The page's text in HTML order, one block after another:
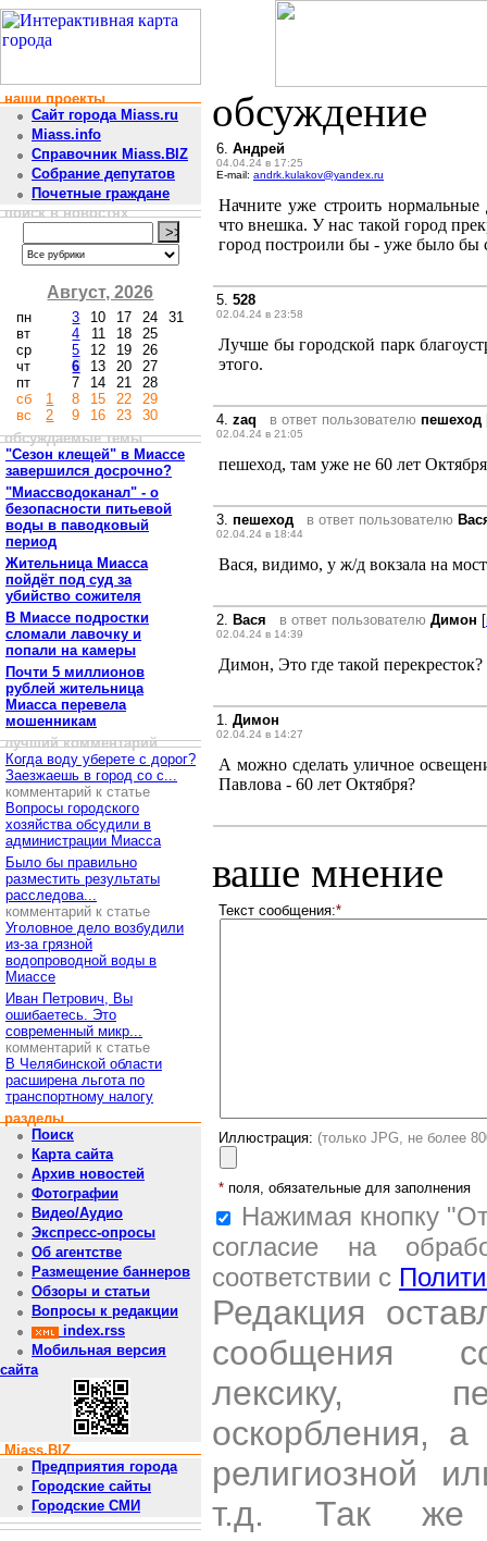
наши проекты
Сайт города Miass.ru
Miass.info
Справочник Miass.BIZ
Собрание депутатов
Почетные граждане
поиск в новостях
Август, 2026
пн
вт
ср
чт
пт
сб
вс
1
2
3
4
5
6
7
8
9
10
11
12
13
14
15
16
17
18
19
20
21
22
23
24
25
26
27
28
29
30
31
обсуждаемые темы
"Сезон клещей" в Миассе
завершился досрочно?
"Миассводоканал" - о
безопасности питьевой
воды в паводковый
период
Жительница Миасса
пойдёт под суд за
убийство сожителя
В Миассе подростки
сломали лавочку и
попали на камеры
Почти 5 миллионов
рублей жительница
Миасса перевела
мошенникам
лучший комментарий
Когда воду уберете с дорог?
Заезжаешь в город со с...
комментарий к статье
Вопросы городского
хозяйства обсудили в
администрации Миасса
Было бы правильно
разместить результаты
расследова...
комментарий к статье
Уголовное дело возбудили
из-за грязной
водопроводной воды в
Миассе
Иван Петрович, Вы
ошибаетесь. Это
современный микр...
комментарий к статье
В Челябинской области
расширена льгота по
транспортному налогу
разделы
Поиск
Карта сайта
Архив новостей
Фотографии
Видео/Аудио
Экспресс-опросы
Об агентстве
Размещение баннеров
Обзоры и статьи
Вопросы к редакции
index.rss
Мобильная версия
сайта
Miass.BIZ
Предприятия города
Городские сайты
Городские СМИ
обсуждение
6. Андрей
04.04.24 в 17:25
E-mail: andrk.kulakov@yandex.ru
Начните уже строить нормальные
что внешка. У нас такой город
город построили бы - уже было бы
5. 528
02.04.24 в 23:58
Лучше бы городской парк
этого.
4. zaq в ответ пользователю пешеход
02.04.24 в 21:05
пешеход, там уже не 60 лет Октября
3. пешеход в ответ пользователю
02.04.24 в 18:44
Вася, видимо, у ж/д вокзала на
2. Вася в ответ пользователю Димон [
02.04.24 в 14:39
Димон, Это где такой перекресток?
1. Димон
02.04.24 в 14:27
А можно сделать уличное
Павлова - 60 лет Октября?
ваше мнение
Текст сообщения:*
Иллюстрация: (только JPG, не более
* поля, обязательные для заполнения
Нажимая кнопку
согласие на
соответствии с
Редакция
сообщения
лексику,
оскорбления,
религиозной
т.д. Так же